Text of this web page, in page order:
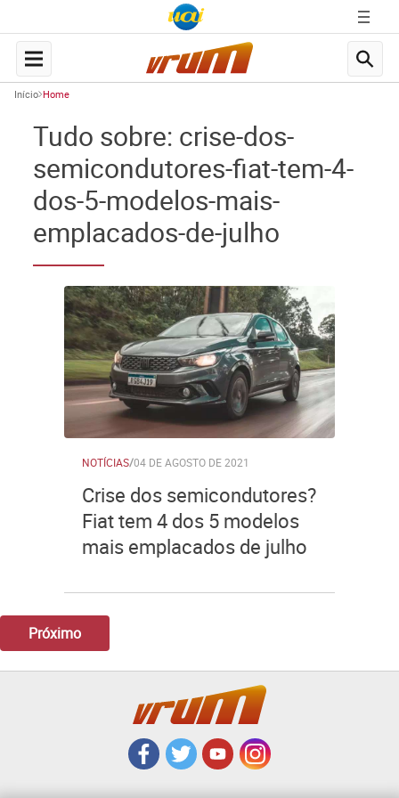
Início Home
Tudo sobre: crise-dos-
semicondutores-fiat-tem-4-
dos-5-modelos-mais-
emplacados-de-julho
NOTÍCIAS/04 DE AGOSTO DE 2021
Crise dos semicondutores?
Fiat tem 4 dos 5 modelos
mais emplacados de julho
Próximo